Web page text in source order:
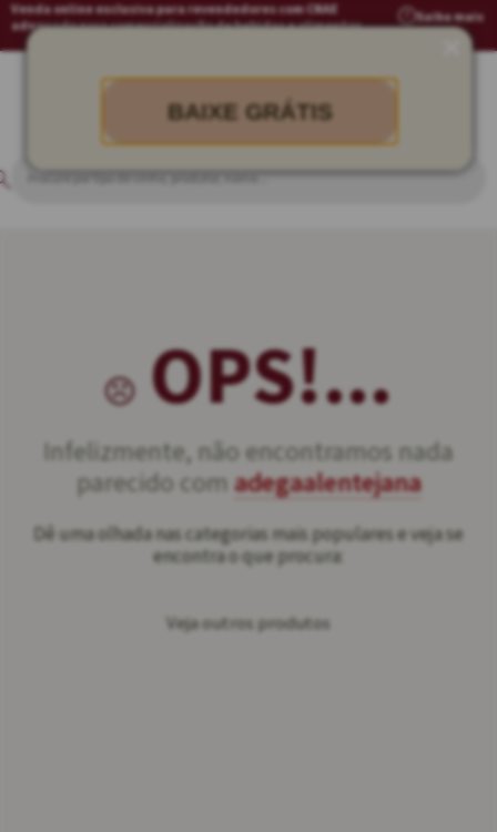
BAIXE GRÁTIS
Venda online exclusiva para revendedores com CNAE
adequado para comercialização de bebidas e alimentos
Saiba mais
OPS!...
Infelizmente, não encontramos nada
parecido com adegaalentejana
Dê uma olhada nas categorias mais populares e veja se
encontra o que procura:
Veja outros produtos